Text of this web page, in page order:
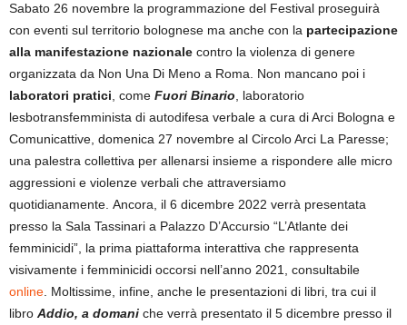
Sabato 26 novembre la programmazione del Festival proseguirà
con eventi sul territorio bolognese ma anche con la partecipazione
alla manifestazione nazionale contro la violenza di genere
organizzata da Non Una Di Meno a Roma. Non mancano poi i
laboratori pratici, come Fuori Binario, laboratorio
lesbotransfemminista di autodifesa verbale a cura di Arci Bologna e
Comunicattive, domenica 27 novembre al Circolo Arci La Paresse;
una palestra collettiva per allenarsi insieme a rispondere alle micro
aggressioni e violenze verbali che attraversiamo
quotidianamente. Ancora, il 6 dicembre 2022 verrà presentata
presso la Sala Tassinari a Palazzo D’Accursio “L’Atlante dei
femminicidi”, la prima piattaforma interattiva che rappresenta
visivamente i femminicidi occorsi nell’anno 2021, consultabile
online. Moltissime, infine, anche le presentazioni di libri, tra cui il
libro Addio, a domani che verrà presentato il 5 dicembre presso il